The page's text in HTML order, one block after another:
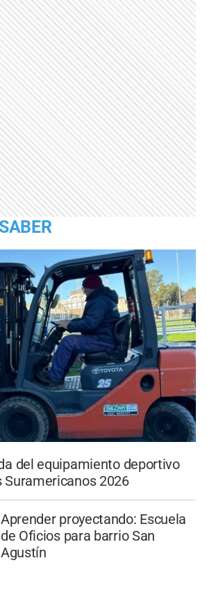
del equipamiento deportivo
Suramericanos 2026
Aprender proyectando: Escuela
de Oficios para barrio San
Agustín